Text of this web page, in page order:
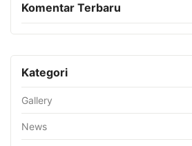
Komentar Terbaru
Kategori
Gallery
News